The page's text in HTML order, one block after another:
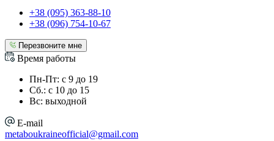
+38 (095) 363-88-10
+38 (096) 754-10-67
Перезвоните мне
Время работы
Пн-Пт: с 9 до 19
Сб.: с 10 до 15
Вс: выходной
E-mail
metaboukraineofficial@gmail.com